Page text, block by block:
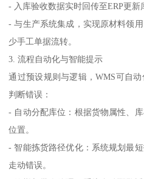
- 入库验收数据实时回传至ERP更新
- 与生产系统集成，实现原材料领
少手工单据流转。
3. 流程自动化与智能提示
通过预设规则与逻辑，WMS可自
判断错误：
- 自动分配库位：根据货物属性、
位置。
- 智能拣货路径优化：系统规划最
走动错误。